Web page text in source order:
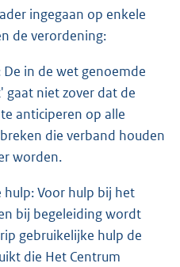
ingegaan op enkele
de verordening:
De in de wet genoemde
gaat niet zover dat de
anticiperen op alle
die verband houden
worden.
hulp: Voor hulp bij het
bij begeleiding wordt
gebruikelijke hulp de
die Het Centrum